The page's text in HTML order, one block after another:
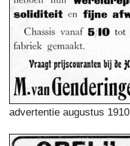
advertentie augustus 1910